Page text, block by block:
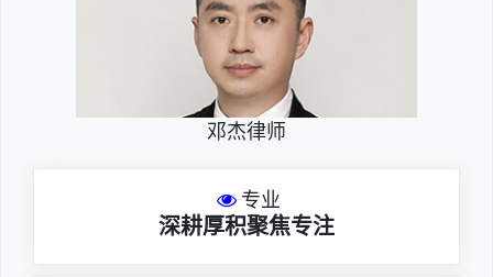
邓杰律师
专业
深耕厚积聚焦专注